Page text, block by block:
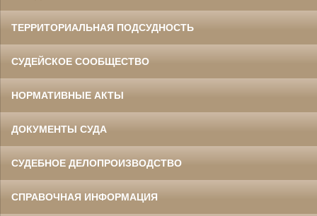
ТЕРРИТОРИАЛЬНАЯ ПОДСУДНОСТЬ
СУДЕЙСКОЕ СООБЩЕСТВО
НОРМАТИВНЫЕ АКТЫ
ДОКУМЕНТЫ СУДА
СУДЕБНОЕ ДЕЛОПРОИЗВОДСТВО
СПРАВОЧНАЯ ИНФОРМАЦИЯ